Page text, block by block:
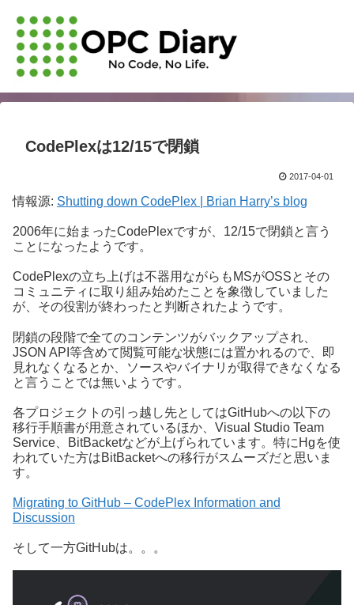
CodePlexは12/15で閉鎖
2017-04-01
情報源: Shutting down CodePlex | Brian Harry’s blog
2006年に始まったCodePlexですが、12/15で閉鎖と言う
ことになったようです。
CodePlexの立ち上げは不器用ながらもMSがOSSとその
コミュニティに取り組み始めたことを象徴していました
が、その役割が終わったと判断されたようです。
閉鎖の段階で全てのコンテンツがバックアップされ、
JSON API等含めて閲覧可能な状態には置かれるので、即
見れなくなるとか、ソースやバイナリが取得できなくなる
と言うことでは無いようです。
各プロジェクトの引っ越し先としてはGitHubへの以下の
移行手順書が用意されているほか、Visual Studio Team
Service、BitBacketなどが上げられています。特にHgを使
われていた方はBitBacketへの移行がスムーズだと思いま
す。
Migrating to GitHub – CodePlex Information and
Discussion
そして一方GitHubは。。。